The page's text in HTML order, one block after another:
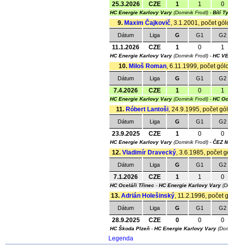
25.3.2026 CZE 1 1 0
HC Energie Karlovy Vary (Dominik Frodl) - Bílí
9. Maxim Čajkovič, 3.1.2001, počet
Dátum Liga G G1 G2
11.1.2026 CZE 1 0 1
HC Energie Karlovy Vary (Dominik Frodl) - HC
10. Miloš Roman, 6.11.1999, počet
Dátum Liga G G1 G2
7.4.2026 CZE 1 0 1
HC Energie Karlovy Vary (Dominik Frodl) - HC
11. Róbert Lantoši, 24.9.1995, počet
Dátum Liga G G1 G2
23.9.2025 CZE 1 0 0
HC Energie Karlovy Vary (Dominik Frodl) - ČEZ
12. Vladimír Dravecký, 3.6.1985, počet
Dátum Liga G G1 G2
7.1.2026 CZE 1 1 0
HC Oceláři Třinec - HC Energie Karlovy Vary
13. Adrián Holešinský, 11.2.1996, počet
Dátum Liga G G1 G2
28.9.2025 CZE 0 0 0
HC Škoda Plzeň - HC Energie Karlovy Vary
Legenda